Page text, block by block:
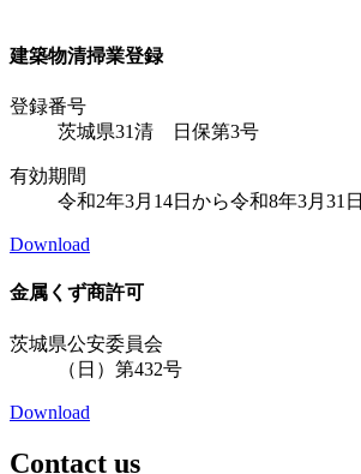
建築物清掃業登録
登録番号
茨城県31清 日保第3号
有効期間
令和2年3月14日から令和8年3月31日
Download
金属くず商許可
茨城県公安委員会
（日）第432号
Download
Contact us